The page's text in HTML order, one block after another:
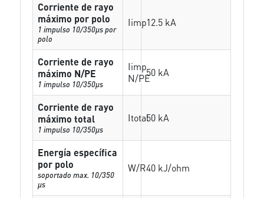
Corriente de rayo
máximo por polo
1 impulso 10/350µs por
polo
Iimp12.5 kA
Corriente de rayo
máximo N/PE
1 impulso 10/350µs
Iimp
N/PE50 kA
Corriente de rayo
máximo total
1 impulso 10/350µs
Itotal50 kA
Energía específica
por polo
soportado max. 10/350
µs
W/R40 kJ/ohm